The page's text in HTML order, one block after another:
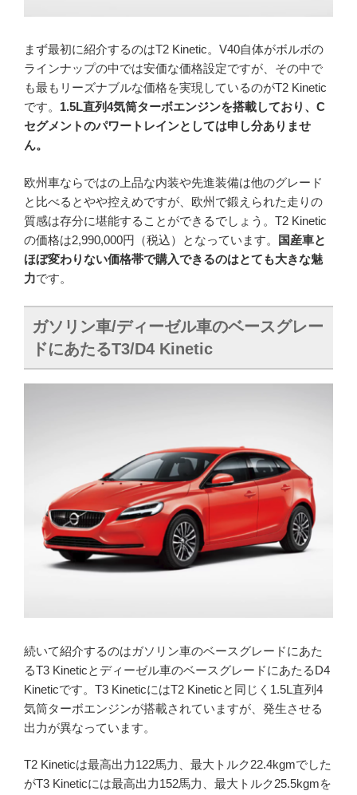
まず最初に紹介するのはT2 Kinetic。V40自体がボルボの
ラインナップの中では安価な価格設定ですが、その中で
も最もリーズナブルな価格を実現しているのがT2 Kinetic
です。 1.5L直列4気筒ターボエンジンを搭載しており、C
セグメントのパワートレインとしては申し分ありませ
ん。
欧州車ならではの上品な内装や先進装備は他のグレード
と比べるとやや控えめですが、欧州で鍛えられた走りの
質感は存分に堪能することができるでしょう。T2 Kinetic
の価格は2,990,000円（税込）となっています。
国産車と
ほぼ変わりない価格帯で購入できるのはとても大きな魅
力です。
ガソリン車/ディーゼル車のベースグレー
ドにあたるT3/D4 Kinetic
続いて紹介するのはガソリン車のベースグレードにあた
るT3 Kineticとディーゼル車のベースグレードにあたるD4
Kineticです。T3 KineticにはT2 Kineticと同じく1.5L直列4
気筒ターボエンジンが搭載されていますが、発生させる
出力が異なっています。
T2 Kineticは最高出力122馬力、最大トルク22.4kgmでした
がT3 Kineticには最高出力152馬力、最大トルク25.5kgmを